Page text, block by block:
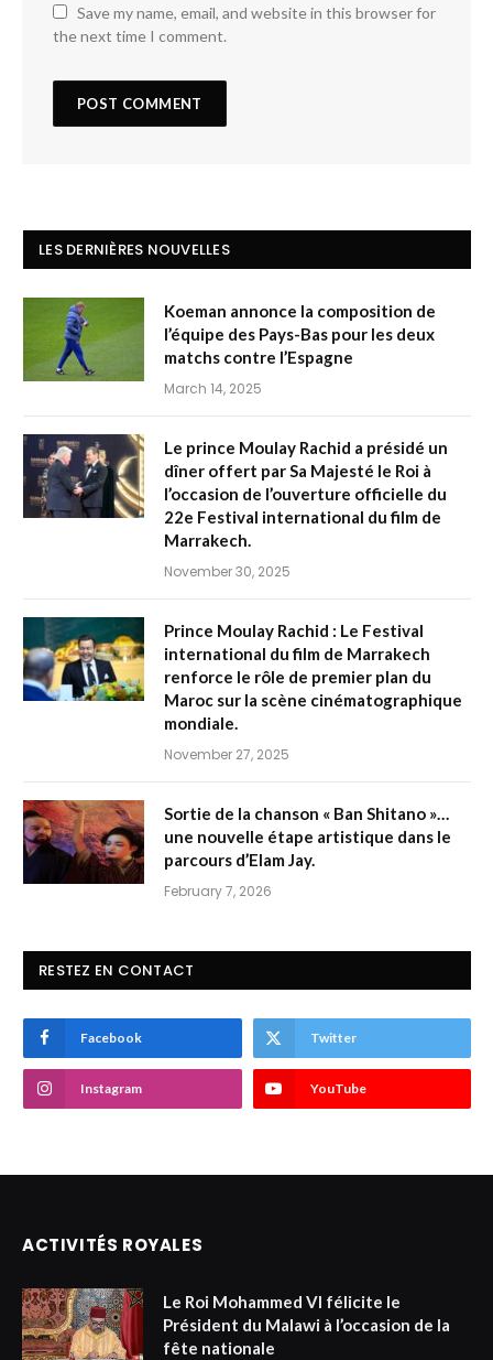
Save my name, email, and website in this browser for
the next time I comment.
LES DERNIÈRES NOUVELLES
Koeman annonce la composition de
l’équipe des Pays-Bas pour les deux
matchs contre l’Espagne
March 14, 2025
Le prince Moulay Rachid a présidé un
dîner offert par Sa Majesté le Roi à
l’occasion de l’ouverture officielle du
22e Festival international du film de
Marrakech.
November 30, 2025
Prince Moulay Rachid : Le Festival
international du film de Marrakech
renforce le rôle de premier plan du
Maroc sur la scène cinématographique
mondiale.
November 27, 2025
Sortie de la chanson « Ban Shitano »…
une nouvelle étape artistique dans le
parcours d’Elam Jay.
February 7, 2026
RESTEZ EN CONTACT
Facebook Twitter
Instagram YouTube
ACTIVITÉS ROYALES
Le Roi Mohammed VI félicite le
Président du Malawi à l’occasion de la
fête nationale